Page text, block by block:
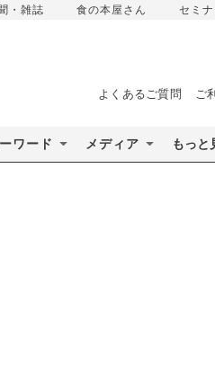
・雑誌 食の本屋さん セミ
よくあるご質問 ご
ワード メディア もっと